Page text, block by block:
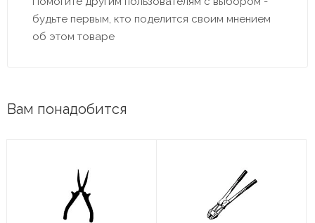
будьте первым, кто поделится своим мнением
об этом товаре
Вам понадобится